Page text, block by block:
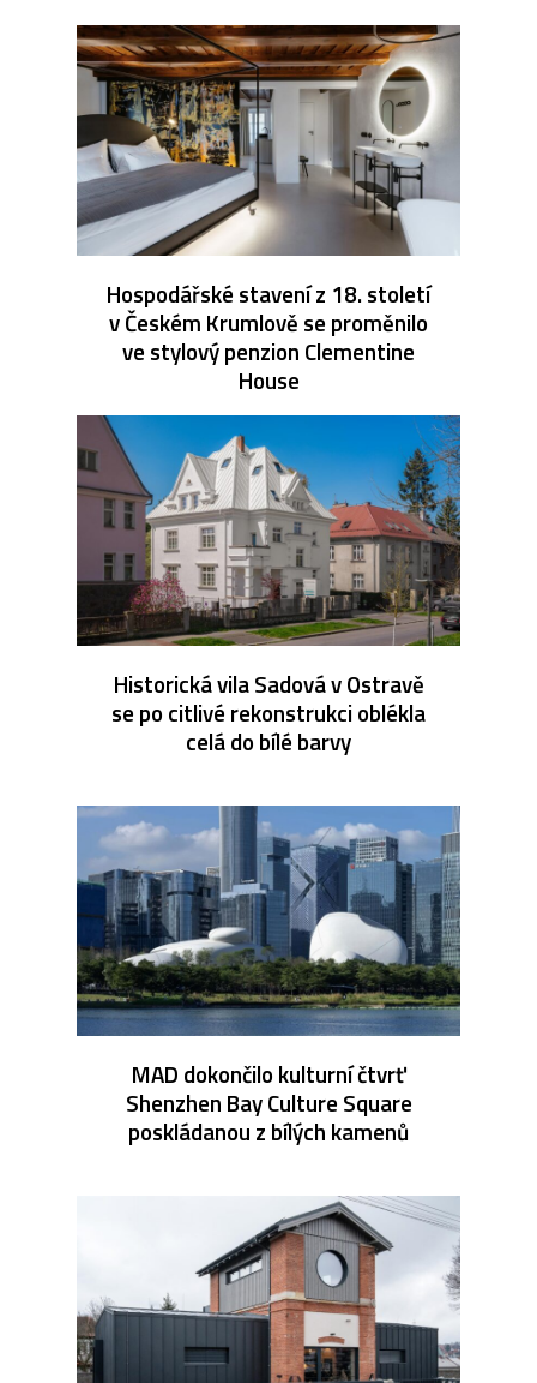
Hospodářské stavení z 18. století
v Českém Krumlově se proměnilo
ve stylový penzion Clementine
House
Historická vila Sadová v Ostravě
se po citlivé rekonstrukci oblékla
celá do bílé barvy
MAD dokončilo kulturní čtvrť
Shenzhen Bay Culture Square
poskládanou z bílých kamenů